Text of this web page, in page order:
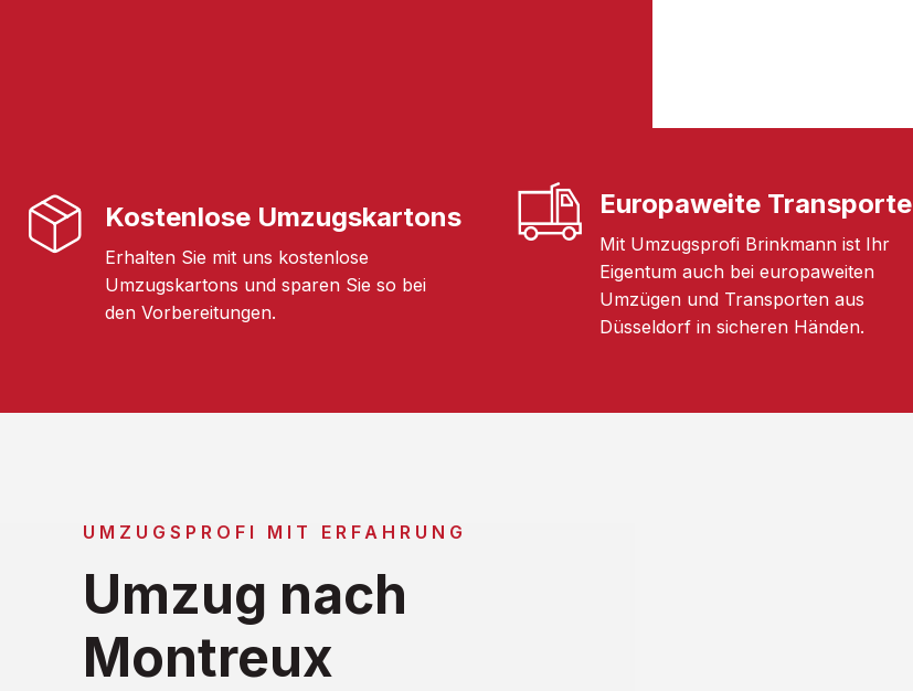
Kostenlose Umzugskartons
Erhalten Sie mit uns kostenlose
Umzugskartons und sparen Sie so bei
den Vorbereitungen.
Europaweite Transporte
Mit Umzugsprofi Brinkmann ist Ihr
Eigentum auch bei europaweiten
Umzügen und Transporten aus
Düsseldorf in sicheren Händen.
UMZUGSPROFI MIT ERFAHRUNG
Umzug nach
Montreux